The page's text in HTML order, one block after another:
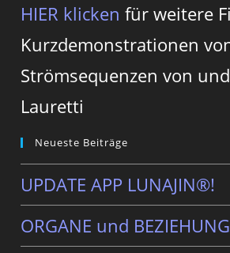
HIER klicken für weitere
Kurzdemonstrationen
Strömsequenzen von
Lauretti
Neueste Beiträge
UPDATE APP LUNAJIN®!
ORGANE und